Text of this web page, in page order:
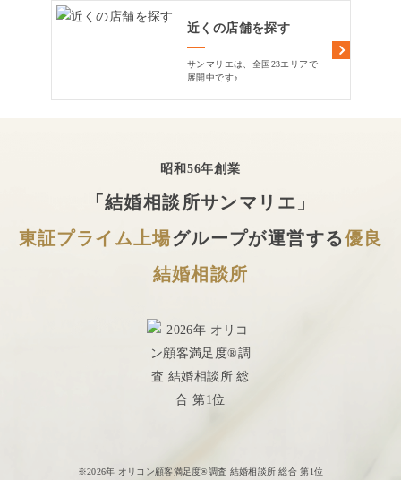
近くの店舗を探す
サンマリエは、全国23エリアで
展開中です♪
昭和56年創業
「結婚相談所サンマリエ」
東証プライム上場グループが運営する優良
結婚相談所
※2026年 オリコン顧客満足度®調査 結婚相談所 総合 第1位